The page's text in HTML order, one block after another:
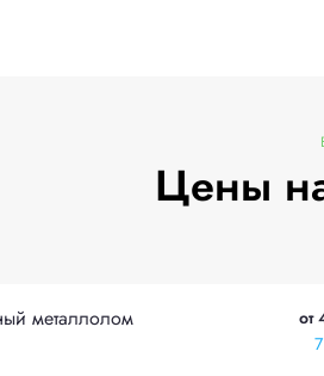
Цены
металлолом
от